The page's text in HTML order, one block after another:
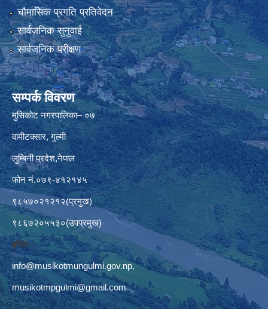
चौमासिक प्रगति प्रतिवेदन
सार्वजनिक सुनुवाई
सार्वजनिक परीक्षण
सम्पर्क विवरण
मुसिकोट नगरपालिका– ०७
वामीटक्सार, गुल्मी
लुम्बिनी प्रदेश,नेपाल
फोन नं.०७९-४१२१४५
९८५७०२१२१२(प्रमुख)
९८६७२०५५३०(उपप्रमुख)
इमेलः–
info@musikotmungulmi.gov.np,
musikotmpgulmi@gmail.com